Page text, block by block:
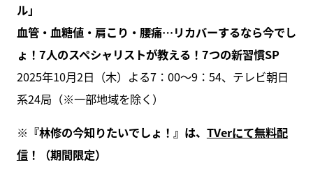
ル」
血管・血糖値・肩こり・腰痛…リカバーするなら今でし
ょ！7人のスペシャリストが教える！7つの新習慣SP
2025年10月2日（木）よる7：00～9：54、テレビ朝日
系24局（※一部地域を除く）
※『林修の今知りたいでしょ！』は、 TVerにて無料配
信！（期間限定）